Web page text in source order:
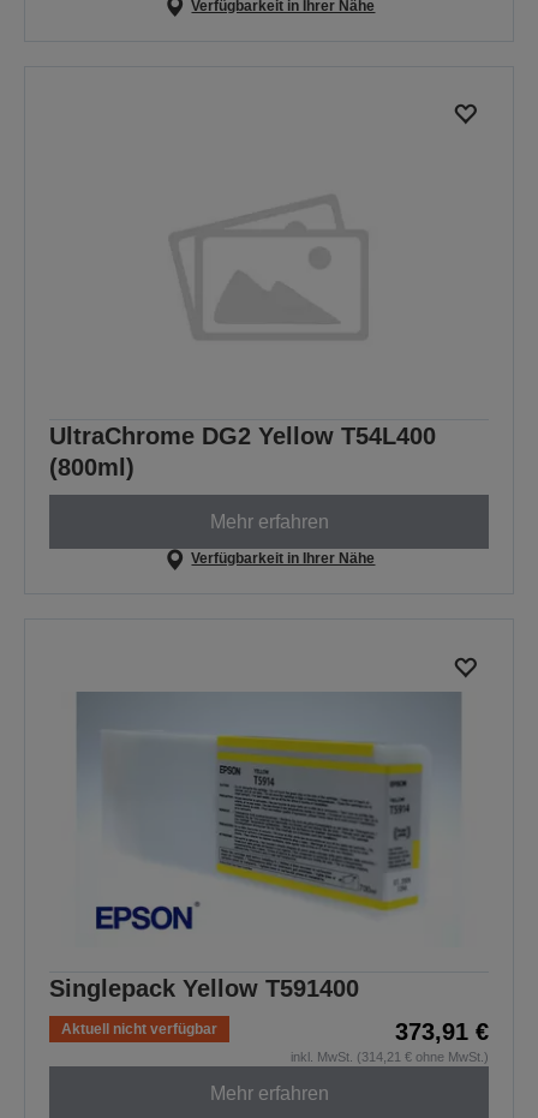
Verfügbarkeit in Ihrer Nähe
UltraChrome DG2 Yellow T54L400
(800ml)
Mehr erfahren
Verfügbarkeit in Ihrer Nähe
Singlepack Yellow T591400
Aktuell nicht verfügbar 373,91 €
inkl. MwSt. (314,21 € ohne MwSt.)
Mehr erfahren